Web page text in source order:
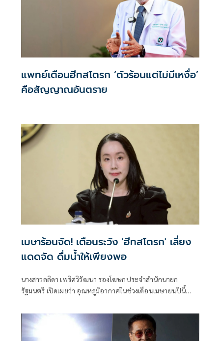
แพทย์เตือนฮีทสโตรก ‘ตัวร้อนแต่ไม่มีเหงื่อ’
คือสัญญาณอันตราย
เมษาร้อนจัด! เตือนระวัง 'ฮีทสโตรก' เลี่ยง
แดดจัด ดื่มน้ำให้เพียงพอ
นางสาวลลิดา เพริศวิวัฒนา รองโฆษกประจำสำนักนายก
รัฐมนตรี เปิดเผยว่า อุณหภูมิอากาศในช่วงเดือนเมษายนปีนี้